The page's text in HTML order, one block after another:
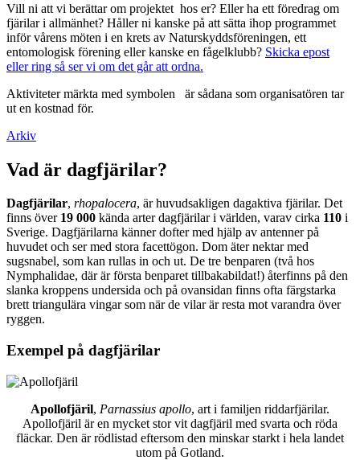
Vill ni att vi berättar om projektet hos er? Eller ha ett föredrag om
fjärilar i allmänhet? Håller ni kanske på att sätta ihop programmet
inför vårens möten i en krets av Naturskyddsföreningen, ett
entomologisk förening eller kanske en fågelklubb? Skicka epost
eller ring så ser vi om det går att ordna.
Aktiviteter märkta med symbolen
är sådana som organisatören tar
ut en kostnad för.
Arkiv
Vad är dagfjärilar?
Dagfjärilar, rhopalocera, är huvudsakligen dagaktiva fjärilar. Det
finns över 19 000 kända arter dagfjärilar i världen, varav cirka 110 i
Sverige. Dagfjärilarna känner dofter med hjälp av antenner på
huvudet och ser med stora facettögon. Dom äter nektar med
sugsnabel, som kan rullas in och ut. De tre benparen (två hos
Nymphalidae, där är första benparet tillbakabildat!) återfinns på den
slanka kroppens undersida och på ovansidan finns ofta färgstarka
brett triangulära vingar som när de vilar är resta mot varandra över
ryggen.
Exempel på dagfjärilar
Apollofjäril, Parnassius apollo, art i familjen riddarfjärilar.
Apollofjäril är en mycket stor vit dagfjäril med svarta och röda
fläckar. Den är rödlistad eftersom den minskar starkt i hela landet
utom på Gotland.